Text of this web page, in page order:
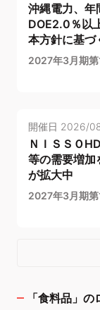
沖縄電力、
DOE2.0％以
本方針に基づ
2027年3月期第
開催日 2026/
ＮＩＳＳＯ
等の需要増加
が拡大中
2027年3月期第
「食料品 」の